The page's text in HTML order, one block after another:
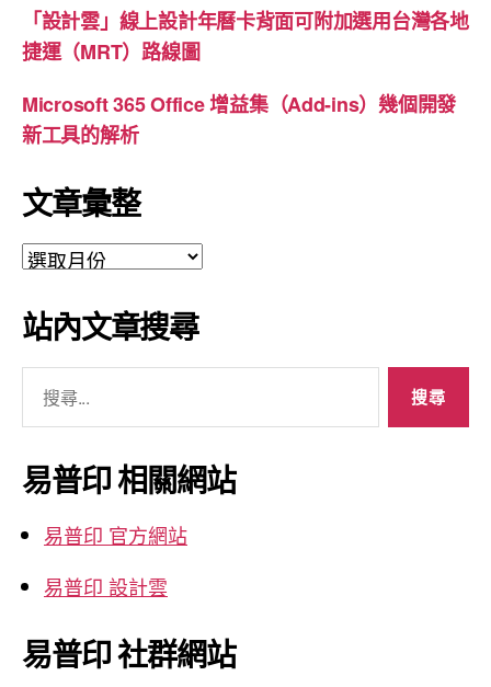
「設計雲」線上設計年曆卡背面可附加選用台灣各地
捷運（MRT）路線圖
Microsoft 365 Office 增益集（Add-ins）幾個開發
新工具的解析
文章彙整
文
彙
整
站內文章搜尋
關
鍵
字:
易普印 相關網站
易普印 官方網站
易普印 設計雲
易普印 社群網站